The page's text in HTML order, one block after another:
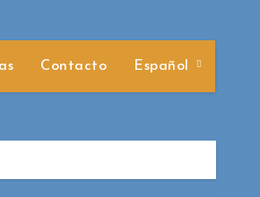
Contacto Español